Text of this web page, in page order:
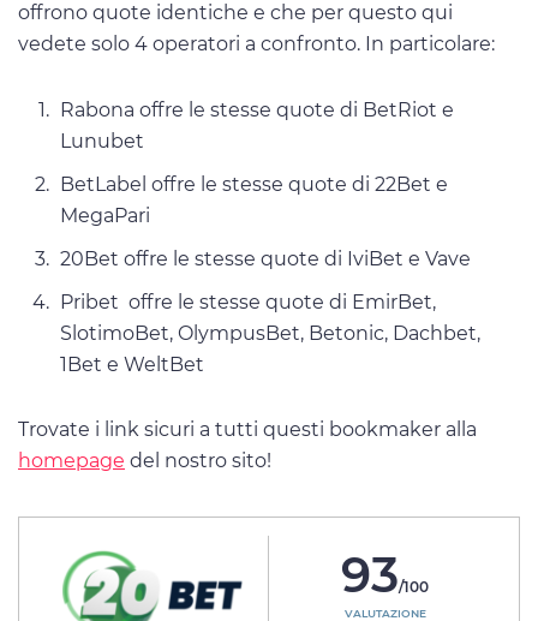
offrono quote identiche e che per questo qui
vedete solo 4 operatori a confronto. In particolare:
Rabona offre le stesse quote di BetRiot e
Lunubet
BetLabel offre le stesse quote di 22Bet e
MegaPari
20Bet offre le stesse quote di IviBet e Vave
Pribet offre le stesse quote di EmirBet,
SlotimoBet, OlympusBet, Betonic, Dachbet,
1Bet e WeltBet
Trovate i link sicuri a tutti questi bookmaker alla
homepage del nostro sito!
93/100
VALUTAZIONE